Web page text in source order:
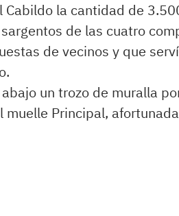
Cabildo la cantidad de
de las cuatro
de vecinos y que
un trozo de muralla
muelle Principal,